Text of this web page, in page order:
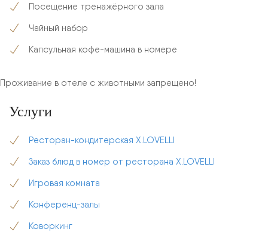
Посещение тренажёрного зала
Чайный набор
Капсульная кофе-машина в номере
Проживание в отеле с животными запрещено!
Услуги
Ресторан-кондитерская X.LOVELLI
Заказ блюд в номер от ресторана X.LOVELLI
Игровая комната
Конференц-залы
Коворкинг